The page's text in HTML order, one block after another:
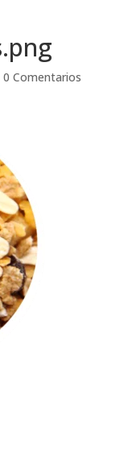
0 Comentarios